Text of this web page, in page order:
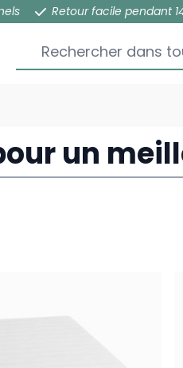
Retour facile pendant
Rechercher dans tout le
un